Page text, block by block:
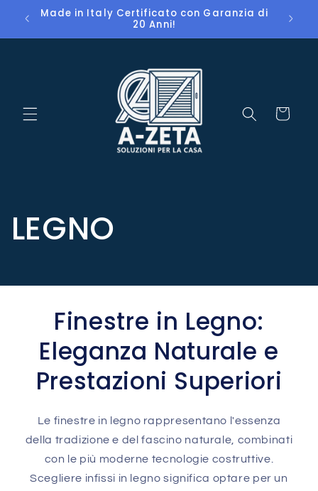
direttamente
solo
Made in Italy Certificato con Garanzia di
20 Anni!
🚚
Carrello
LEGNO
Finestre in Legno:
Eleganza Naturale e
Prestazioni Superiori
Le finestre in legno rappresentano l'essenza
della tradizione e del fascino naturale, combinati
con le più moderne tecnologie costruttive.
Scegliere infissi in legno significa optare per un